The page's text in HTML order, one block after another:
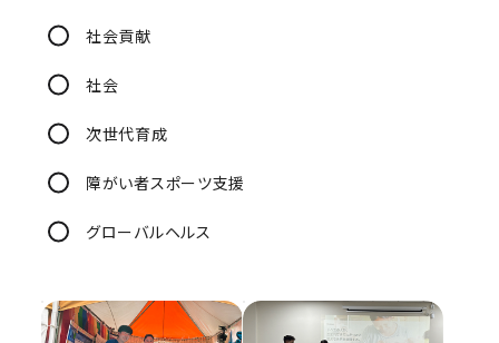
社会貢献
社会
次世代育成
障がい者スポーツ支援
グローバルヘルス